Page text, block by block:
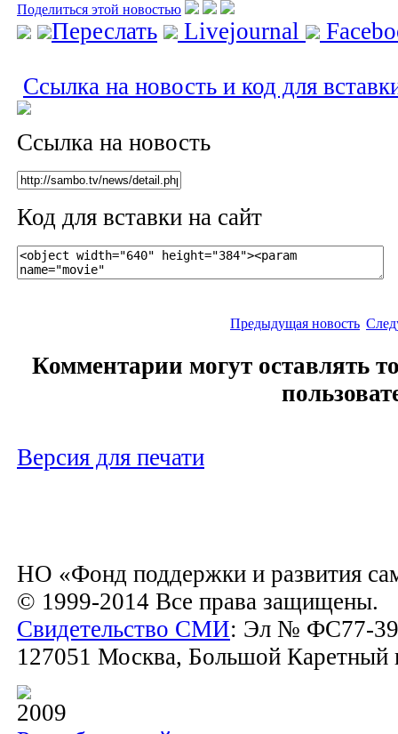
Поделиться этой новостью
Переслать Livejournal
Ссылка на новость и код для
Ссылка на новость
Код для вставки на сайт
Предыдущая новость
Комментарии могут оставлять
Версия для печати
НО «Фонд поддержки и развития
© 1999-2014 Все права защищены.
Свидетельство СМИ: Эл № ФС77-
127051 Москва, Большой Каретный
2009